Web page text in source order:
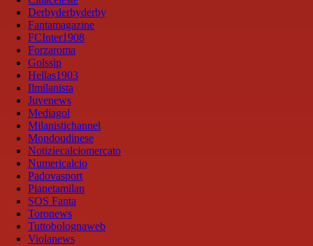
Derbyderbyderby
Fantamagazine
FCInter1908
Forzaroma
Golssip
Hellas1903
Ilmilanista
Juvenews
Mediagol
Milanistichannel
Mondoudinese
Notiziecalciomercato
Numericalcio
Padovasport
Pianetamilan
SOS Fanta
Toronews
Tuttobolognaweb
Violanews